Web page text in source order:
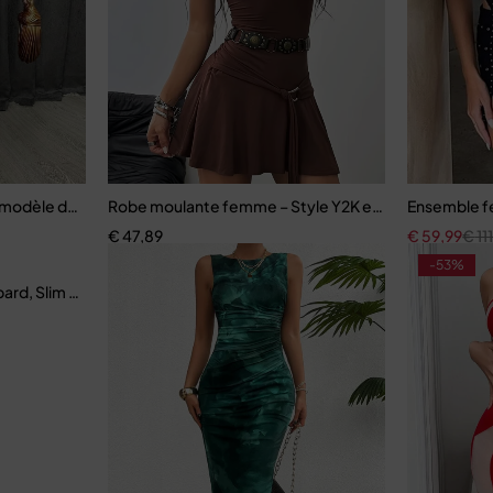
design motif serré sexy élégant
Robe moulante femme – Style Y2K en tricot
€47,89
Ensemble
€
€ 59,99
Slim et élégante, polyvalente
-53%